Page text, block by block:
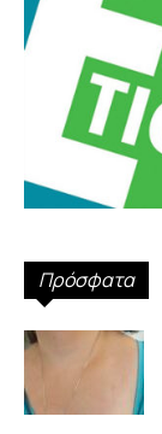
Πρόσφατα